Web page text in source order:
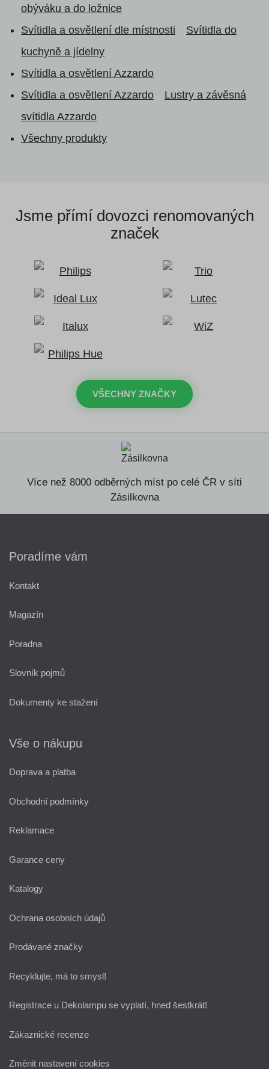
obýváku a do ložnice
Svítidla a osvětlení dle místnosti
Svítidla do
kuchyně a jídelny
Svítidla a osvětlení Azzardo
Svítidla a osvětlení Azzardo
Lustry a závěsná
svítidla Azzardo
Všechny produkty
Jsme přímí dovozci renomovaných
značek
VŠECHNY ZNAČKY
Více než 8000 odběrných míst po celé ČR v síti
Zásilkovna
Poradíme vám
Kontakt
Magazín
Poradna
Slovník pojmů
Dokumenty ke stažení
Vše o nákupu
Doprava a platba
Obchodní podmínky
Reklamace
Garance ceny
Katalogy
Ochrana osobních údajů
Prodávané značky
Recyklujte, má to smysl!
Registrace u Dekolampu se vyplatí, hned šestkrát!
Zákaznické recenze
Změnit nastavení cookies